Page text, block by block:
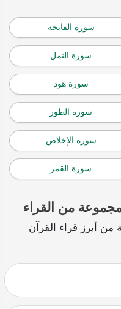
سورة الفاتحة
سورة النمل
سورة هود
سورة الطور
سورة الإخلاص
سورة القمر
من القراء
أبرز قراء القرآن